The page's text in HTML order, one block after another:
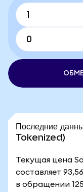
Последние
Tokenized)
Текущая цена
составляет
в обращении